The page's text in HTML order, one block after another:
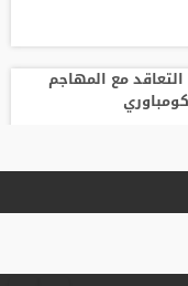
مع المهاجم
مستحقات نهاية الخدمة